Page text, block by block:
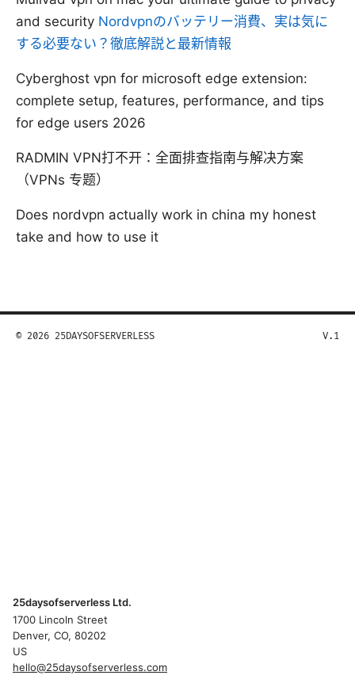
and security Nordvpnのバッテリー消費、実は気に
する必要ない？徹底解説と最新情報
Cyberghost vpn for microsoft edge extension:
complete setup, features, performance, and tips
for edge users 2026
RADMIN VPN打不开：全面排查指南与解决方案
（VPNs 专题）
Does nordvpn actually work in china my honest
take and how to use it
© 2026 25DAYSOFSERVERLESS V.1
25daysofserverless Ltd.
1700 Lincoln Street
Denver, CO, 80202
US
hello@25daysofserverless.com